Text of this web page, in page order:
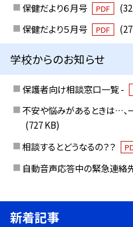
保健だより６月号
PDF
保健だより５月号
PDF
学校からのお知らせ
保護者向け相談窓口一覧 -
不安や悩みがあるときは…、
(727 KB)
相談するとどうなるの？？
自動音声応答中の緊急連絡
新着記事